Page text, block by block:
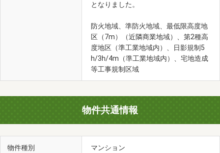
となりました。
防火地域、準防火地域、最低限高度地
区（7m）（近隣商業地域）、第2種高
度地区（準工業地域内）、日影規制5
h/3h/4m（準工業地域内）、宅地造成
等工事規制区域
物件共通情報
物件種別 マンション